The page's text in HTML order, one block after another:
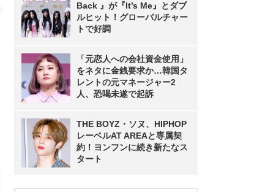
Back 』が『It’s Me』とダブ
ルヒット！グローバルチャー
トで好調
「元恋人への会社資金使用」
をネタに金銭要求か…韓国タ
レントの元マネージャー2
人、恐喝未遂で起訴
THE BOYZ・ソヌ、HIPHOP
レーベルAT AREAと専属契
約！ヨンフンに続き新たなス
タート